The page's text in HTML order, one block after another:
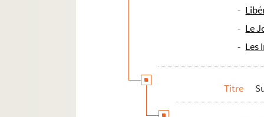
-
- Le
- Les
Titre